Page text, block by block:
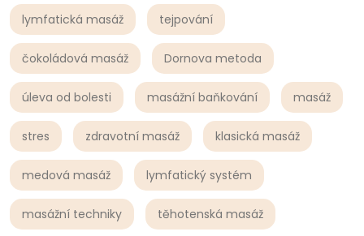
lymfatická masáž tejpování
čokoládová masáž Dornova metoda
úleva od bolesti masážní baňkování masáž
stres zdravotní masáž klasická masáž
medová masáž lymfatický systém
masážní techniky těhotenská masáž